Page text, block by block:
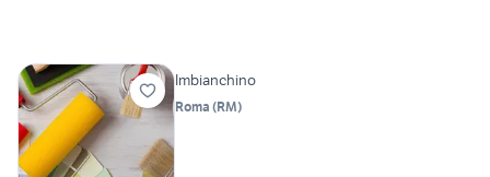
Imbianchino
Roma (RM)